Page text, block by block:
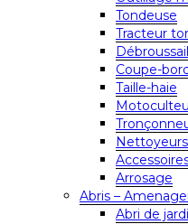
Tondeuse
Tracteur
Coupe-
Taille-haie
Arrosage
Abris –
Abri de